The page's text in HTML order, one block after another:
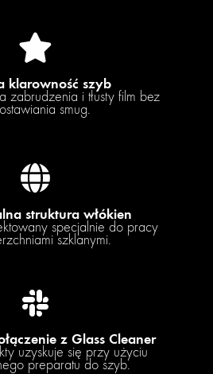
klarowność szyb
zabrudzenia i tłusty film bez
smug.
struktura włókien
specjalnie do pracy
szklanymi.
z Glass Cleaner
uzyskuje się przy użyciu
preparatu do szyb.